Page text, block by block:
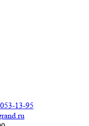
13-95